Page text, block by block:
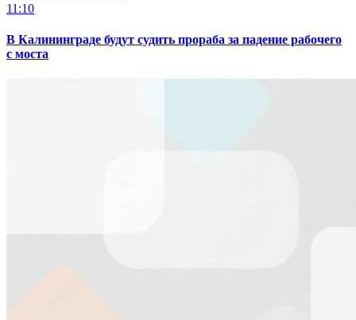
11:10
В Калининграде будут судить прораба за падение рабочего
с моста